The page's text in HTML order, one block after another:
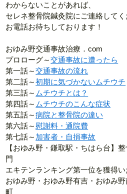
わからないことがあれば、
セレネ整骨院鍼灸院にご連絡してく
お電話お待ちしております！
おゆみ野交通事故治療．com
プロローグ～交通事故に遭ったら
第一話～交通事故の流れ
第二話～初期に気づかないムチウチ
第三話～ ムチウチとは？
第四話～ ムチウチのこんな症状
第五話～病院と整骨院の違い
第六話～慰謝料・通院費
第七話～ 加害者・自損事故
【おゆみ野・鎌取駅・ちはら台】
門
エキテンランキング第一位を獲得い
おゆみ野・おゆみ野有吉・おゆみ
町